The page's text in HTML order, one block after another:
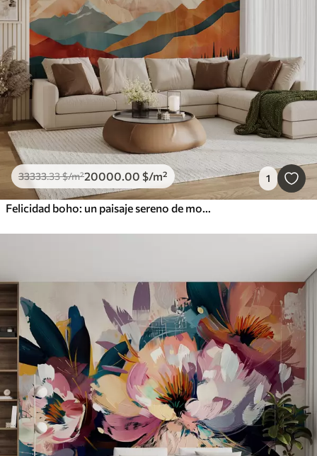
33333.33$/m²20000 .00 $/m² 1